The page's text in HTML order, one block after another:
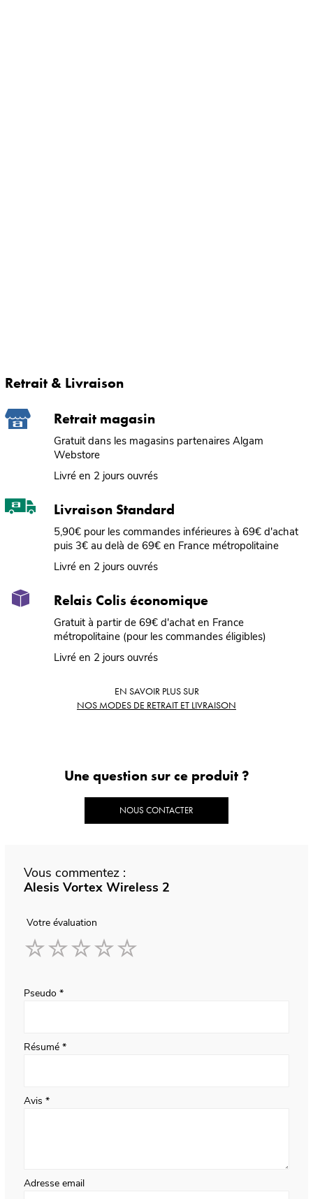
Retrait & Livraison
Retrait magasin
Gratuit dans les magasins partenaires Algam
Webstore
Livré en 2 jours ouvrés
Livraison Standard
5,90€ pour les commandes inférieures à 69€ d'achat
puis 3€ au delà de 69€ en France métropolitaine
Livré en 2 jours ouvrés
Relais Colis économique
Gratuit à partir de 69€ d'achat en France
métropolitaine (pour les commandes éligibles)
Livré en 2 jours ouvrés
EN SAVOIR PLUS SUR
NOS MODES DE RETRAIT ET LIVRAISON
Une question sur ce produit ?
NOUS CONTACTER
Vous commentez :
Alesis Vortex Wireless 2
Votre évaluation
Pseudo
Résumé
Avis
Adresse email